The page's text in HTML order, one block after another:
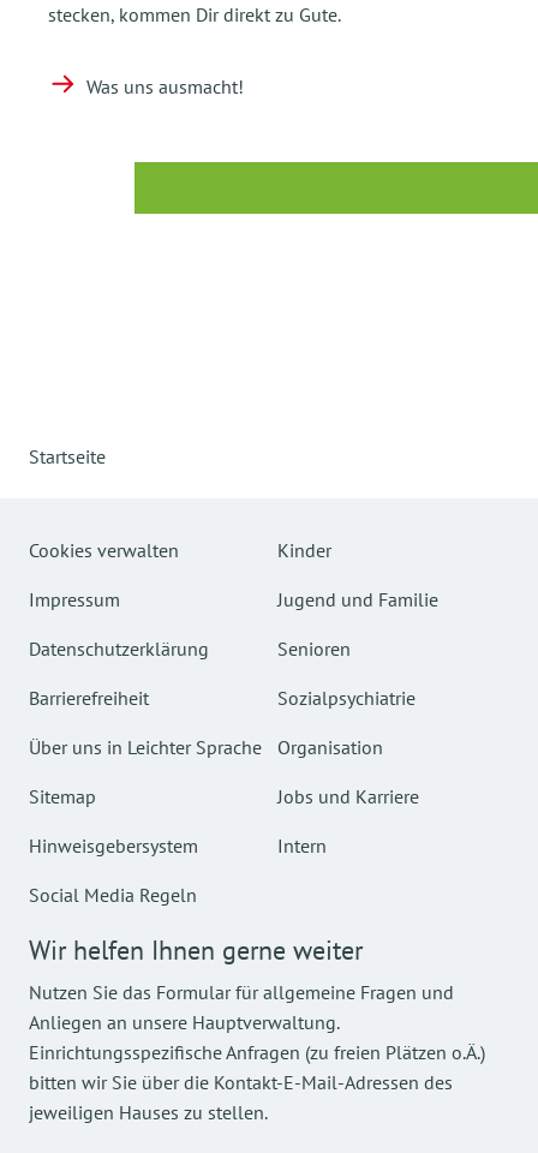
stecken, kommen Dir direkt zu Gute.
Was uns ausmacht!
Startseite
Cookies verwalten
Impressum
Datenschutzerklärung
Barrierefreiheit
Über uns in Leichter Sprache
Sitemap
Hinweisgebersystem
Social Media Regeln
Kinder
Jugend und Familie
Senioren
Sozialpsychiatrie
Organisation
Jobs und Karriere
Intern
Wir helfen Ihnen gerne weiter
Nutzen Sie das Formular für allgemeine Fragen und
Anliegen an unsere Hauptverwaltung.
Einrichtungsspezifische Anfragen (zu freien Plätzen o.Ä.)
bitten wir Sie über die Kontakt-E-Mail-Adressen des
jeweiligen Hauses zu stellen.